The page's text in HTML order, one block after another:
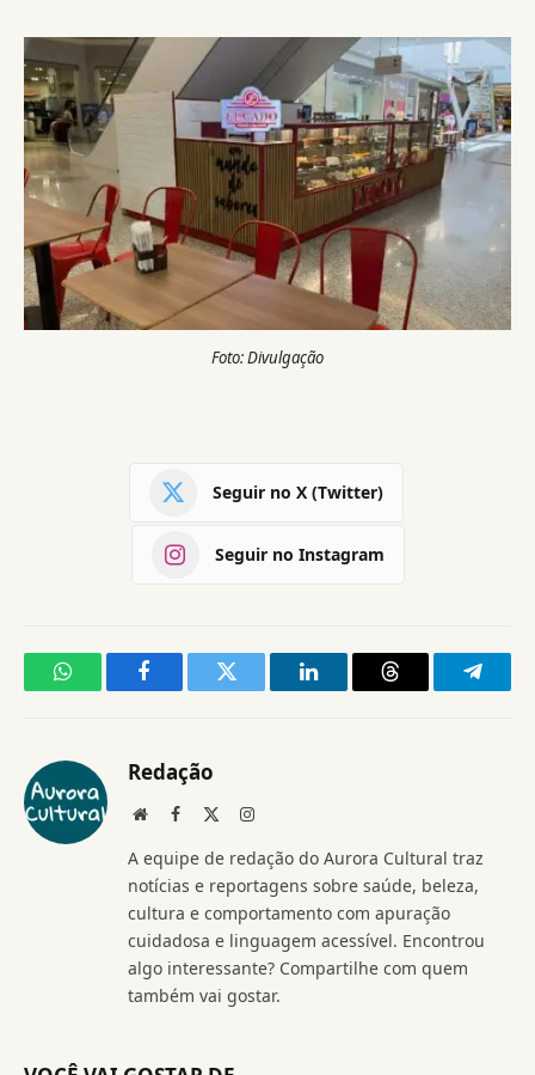
Foto: Divulgação
Seguir no X (Twitter)
Seguir no Instagram
WhatsAppFacebookTwitter LinkedInThreads
Redação
WebsiteFacebook Instagram
A equipe de redação do Aurora Cultural traz
notícias e reportagens sobre saúde, beleza,
cultura e comportamento com apuração
cuidadosa e linguagem acessível. Encontrou
algo interessante? Compartilhe com quem
também vai gostar.